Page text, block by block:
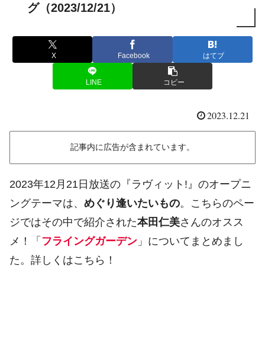
グ（2023/12/21）
X Facebook はてブ
LINE コピー
2023.12.21
記事内に広告が含まれています。
2023年12月21日放送の『ラヴィット!』のオープニ
ングテーマは、 めぐり逢いたいもの。こちらのペー
ジではその中で紹介された本田仁美さんのオスス
メ！「 フライングガーデン 」についてまとめまし
た。詳しくはこちら！